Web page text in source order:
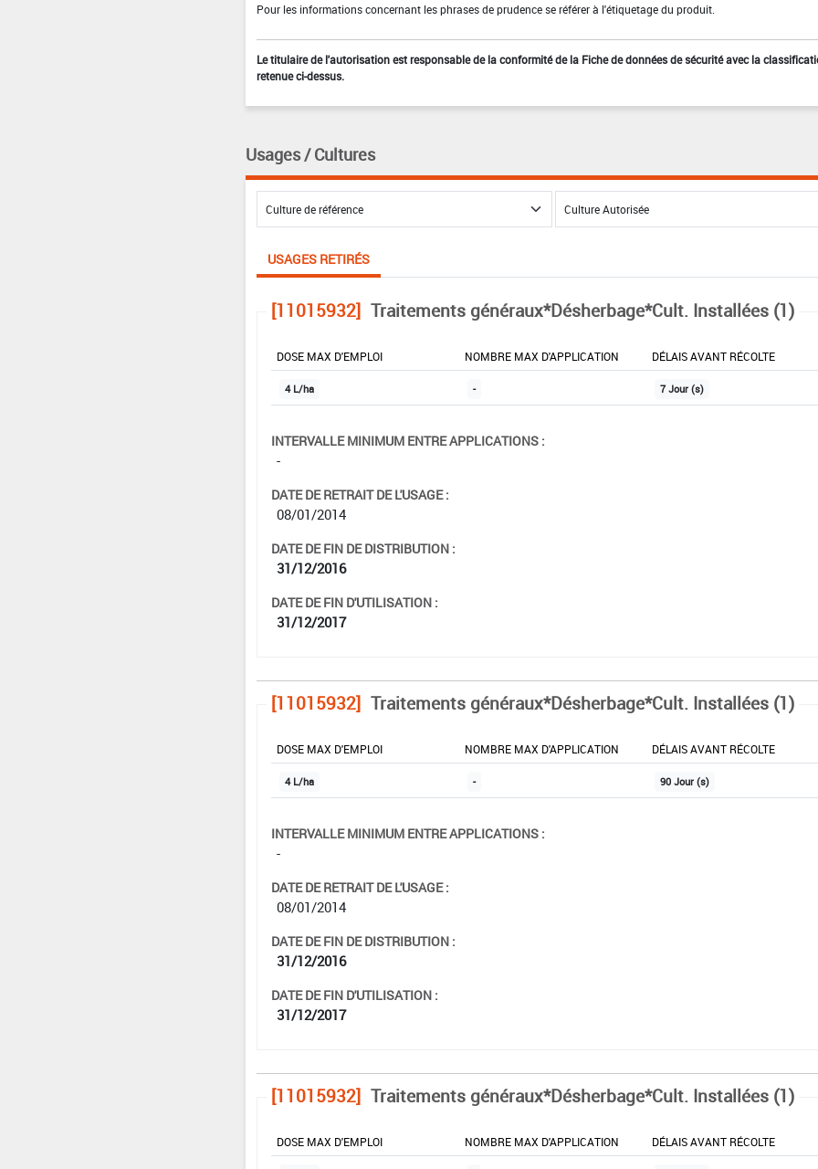
Pour les informations concernant les phrases de prudence se référer à l'étiquetage du produit.
Le titulaire de l'autorisation est responsable de la conformité de la Fiche de données de sécurité avec la
retenue ci-dessus.
Usages / Cultures
USAGES RETIRÉS
[11015932] Traitements généraux*Désherbage*Cult. Installées (1)
DOSE MAX D'EMPLOI NOMBRE MAX D'APPLICATION DÉLAIS AVANT RÉCOLTE
4 L/ha - 7 Jour (s)
INTERVALLE MINIMUM ENTRE APPLICATIONS :
-
DATE DE RETRAIT DE L'USAGE :
08/01/2014
DATE DE FIN DE DISTRIBUTION :
31/12/2016
DATE DE FIN D'UTILISATION :
31/12/2017
[11015932] Traitements généraux*Désherbage*Cult. Installées (1)
DOSE MAX D'EMPLOI NOMBRE MAX D'APPLICATION DÉLAIS AVANT RÉCOLTE
4 L/ha - 90 Jour (s)
INTERVALLE MINIMUM ENTRE APPLICATIONS :
-
DATE DE RETRAIT DE L'USAGE :
08/01/2014
DATE DE FIN DE DISTRIBUTION :
31/12/2016
DATE DE FIN D'UTILISATION :
31/12/2017
[11015932] Traitements généraux*Désherbage*Cult. Installées (1)
DOSE MAX D'EMPLOI NOMBRE MAX D'APPLICATION DÉLAIS AVANT RÉCOLTE